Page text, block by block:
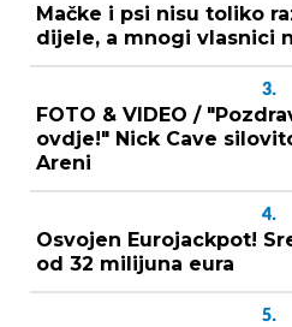
Mačke i psi nisu toliko
dijele, a mnogi vlasnici
3.
FOTO & VIDEO /
ovdje!" Nick Cave
Areni
4.
Osvojen Eurojackpot!
od 32 milijuna eura
5.